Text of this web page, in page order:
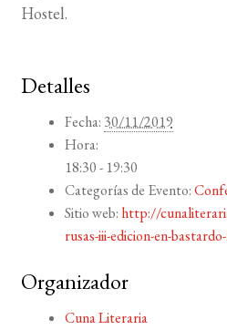
Hostel.
Detalles
Fecha: 30/11/2019
Hora:
18:30 - 19:30
Categorías de Evento:
Sitio web: http://
rusas-iii-edicion-en-
Organizador
Cuna Literaria